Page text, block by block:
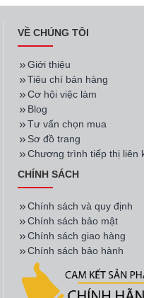
VỀ CHÚNG TÔI
Giới thiệu
Tiêu chí bán hàng
Cơ hội việc làm
Blog
Tư vấn chọn mua
Sơ đồ trang
Chương trình tiếp thị liên
CHÍNH SÁCH
Chính sách và quy định
Chính sách bảo mật
Chính sách giao hàng
Chính sách bảo hành